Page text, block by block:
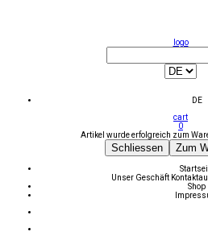
logo
DE
cart
0
Artikel wurde erfolgreich zum
Schliessen Zum
Unser Geschäft
Shop